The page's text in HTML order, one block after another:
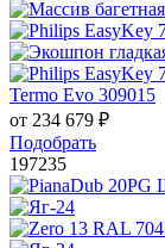
Termo Evo 309015
от 234 679 ₽
Подобрать
197235